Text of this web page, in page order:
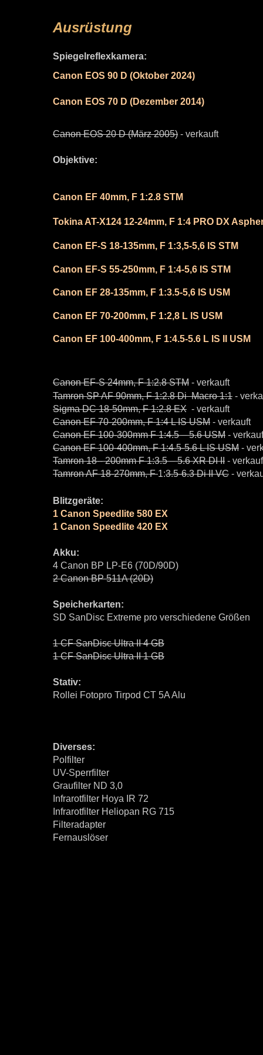
Ausrüstung
Spiegelreflexkamera:
Canon EOS 90 D (Oktober 2024)
Canon EOS 70 D (Dezember 2014)
Canon EOS 20 D (März 2005) - verkauft
Objektive:
Canon EF 40mm, F 1:2.8 STM
Tokina AT-X124 12-24mm, F 1:4 PRO DX
Canon EF-S 18-135mm, F 1:3,5-5,6 IS STM
Canon EF-S 55-250mm, F 1:4-5,6 IS STM
Canon EF 28-135mm, F 1:3.5-5,6 IS USM
Canon EF 70-200mm, F 1:2,8 L IS USM
Canon EF 100-400mm, F 1:4.5-5.6 L IS II USM
Canon EF-S 24mm, F1:2.8 STM - verkauft
Tamron SP AF 90mm, F1:2.8 Di Macro 1:1 -
Sigma DC 18-50mm, F1:2.8 EX - verkauft
Canon EF 70-200mm, F 1:4 L IS USM - verkauft
Canon EF 100-300mm F1:4.5 – 5.6 USM -
Canon EF 100-400mm, F 1:4.5-5.6 L IS USM -
Tamron 18-- 200mm F1:3.5 – 5.6 XR DI II -
Tamron AF 18-270mm, F1:3.5-6.3 Di II VC -
Blitzgeräte:
1 Canon Speedlite 580 EX
1 Canon Speedlite 420 EX
Akku:
4 Canon BP LP-E6 (70D/90D)
2 Canon BP 511A (20D)
Speicherkarten:
SD SanDisc Extreme pro verschiedene Größen
1 CF SanDisc Ultra II 4 GB
1 CF SanDisc Ultra II 1 GB
Stativ:
Rollei Fotopro Tirpod CT 5A Alu
Diverses:
Polfilter
UV-Sperrfilter
Graufilter ND 3,0
Infrarotfilter Hoya IR 72
Infrarotfilter Heliopan RG 715
Filteradapter
Fernauslöser